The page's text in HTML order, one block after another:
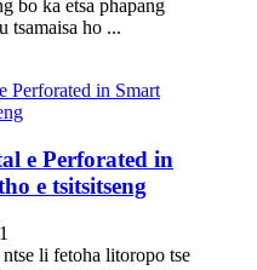
bo ka etsa phapang
tsamaisa ho ...
e Perforated in
e tsitsitseng
li fetoha litoropo tse